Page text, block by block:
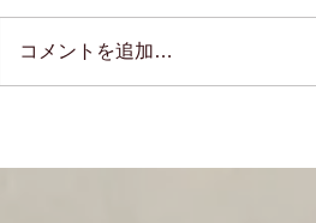
コメントを追加…